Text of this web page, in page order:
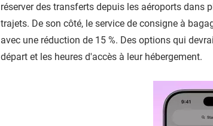
réserver des transferts depuis les aéroports dans
trajets. De son côté, le service de consigne à
avec une réduction de 15 %. Des options qui
départ et les heures d'accès à leur hébergement.